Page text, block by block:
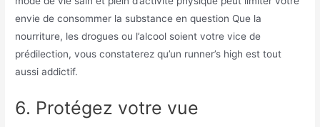
envie de consommer la substance en question Que la
nourriture, les drogues ou l’alcool soient votre vice de
prédilection, vous constaterez qu’un runner’s high est tout
aussi addictif.
6. Protégez votre vue